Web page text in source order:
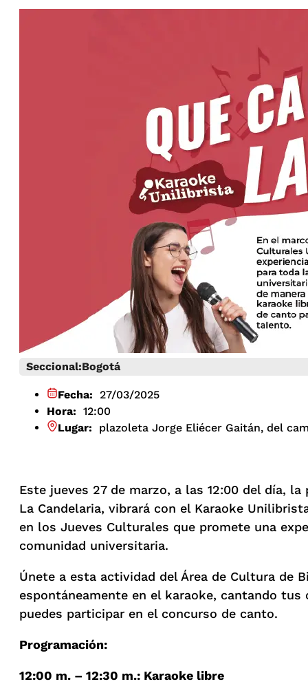
Seccional:Bogotá
Fecha: 27/03/2025
Hora: 12:00
Lugar:
plazoleta Jorge Eliécer Gaitán, del
Este jueves 27 de marzo, a las 12:00 del día,
La Candelaria, vibrará con el Karaoke
en los Jueves Culturales que promete una
comunidad universitaria.
Únete a esta actividad del Área de Cultura de
espontáneamente en el karaoke, cantando
puedes participar en el concurso de canto.
Programación:
12:00 m. – 12:30 m.: Karaoke libre